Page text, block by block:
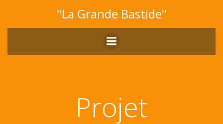
au
contenu
"La Grande Bastide"
Projet